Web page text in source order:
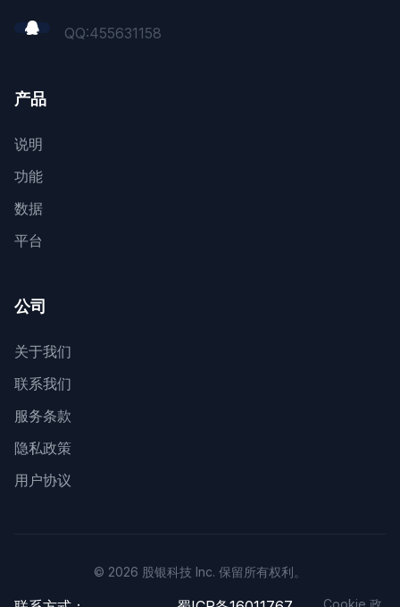
QQ:455631158
产品
说明
功能
数据
平台
公司
关于我们
联系我们
服务条款
隐私政策
用户协议
© 2026 股银科技 Inc. 保留所有权利。
Cookie 政